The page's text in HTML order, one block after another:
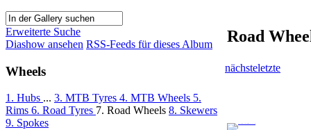
Erweiterte Suche
Diashow ansehen RSS-Feeds für dieses Album
Wheels
1. Hubs ... 3. MTB Tyres 4. MTB Wheels 5.
Rims 6. Road Tyres 7. Road Wheels 8. Skewers
9. Spokes
Road
nächsteletzte